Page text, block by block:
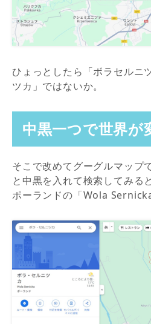
ひょっとしたら「ボラセルニ
ツカ」ではないか。
中黒一つで世界が
そこで改めてグーグルマップ
と中黒を入れて検索してみる
ポーランドの「Wola